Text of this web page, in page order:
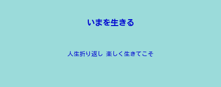
いまを生きる
人生折り返し 楽しく生きてこそ